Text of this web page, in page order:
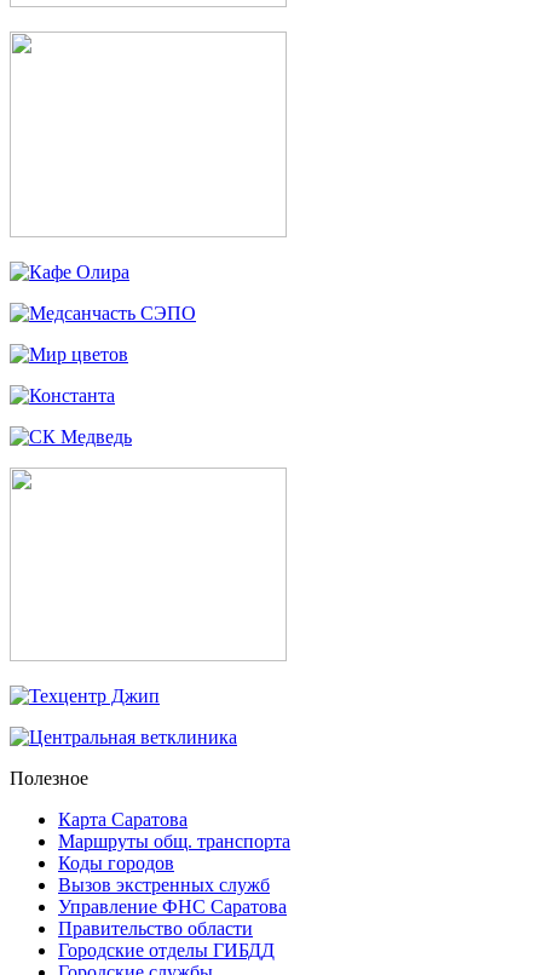
Полезное
Карта Саратова
Маршруты общ. транспорта
Коды городов
Вызов экстренных служб
Управление ФНС Саратова
Правительство области
Городские отделы ГИБДД